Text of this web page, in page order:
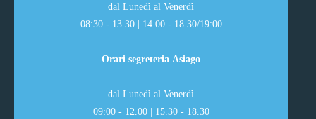
dal Lunedì al Venerdì
08:30 - 13.30 | 14.00 - 18.30/19:00
Orari segreteria Asiago
dal Lunedì al Venerdì
09:00 - 12.00 | 15.30 - 18.30